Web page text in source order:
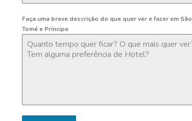
Faça uma breve descrição do que quer ver e fazer em São
Tomé e Príncipe